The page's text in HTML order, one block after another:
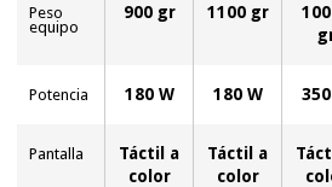
Peso
equipo
900 gr 1100 gr
Potencia 180 W 180 W
Pantalla
Táctil a
color
Táctil a
color